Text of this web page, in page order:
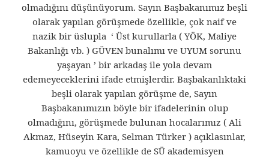
olmadığını düşünüyorum. Sayın Başbakanımız beşli
olarak yapılan görüşmede özellikle, çok naif ve
nazik bir üslupla ‘ Üst kurullarla ( YÖK, Maliye
Bakanlığı vb. ) GÜVEN bunalımı ve UYUM sorunu
yaşayan ’ bir arkadaş ile yola devam
edemeyeceklerini ifade etmişlerdir. Başbakanlıktaki
beşli olarak yapılan görüşme de, Sayın
Başbakanımızın böyle bir ifadelerinin olup
olmadığını, görüşmede bulunan hocalarımız ( Ali
Akmaz, Hüseyin Kara, Selman Türker ) açıklasınlar,
kamuoyu ve özellikle de SÜ akademisyen